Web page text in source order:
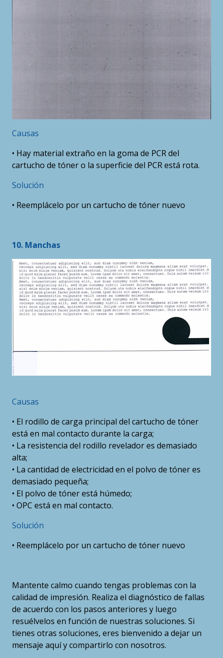
Causas
• Hay material extraño en la goma de PCR del
cartucho de tóner o la superficie del PCR está rota.
Solución
• Reemplácelo por un cartucho de tóner nuevo
10. Manchas
Causas
• El rodillo de carga principal del cartucho de tóner
está en mal contacto durante la carga;
• La resistencia del rodillo revelador es demasiado
alta;
• La cantidad de electricidad en el polvo de tóner es
demasiado pequeña;
• El polvo de tóner está húmedo;
• OPC está en mal contacto.
Solución
• Reemplácelo por un cartucho de tóner nuevo
Mantente calmo cuando tengas problemas con la
calidad de impresión. Realiza el diagnóstico de fallas
de acuerdo con los pasos anteriores y luego
resuélvelos en función de nuestras soluciones. Si
tienes otras soluciones, eres bienvenido a dejar un
mensaje aquí y compartirlo con nosotros.